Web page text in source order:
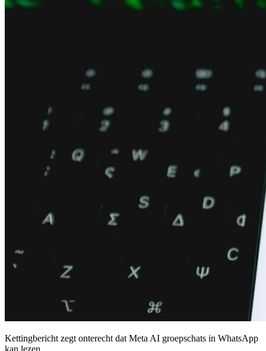
Kettingbericht zegt onterecht dat Meta AI groepschats in WhatsApp
kan lezen